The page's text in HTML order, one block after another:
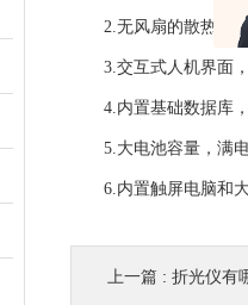
2.无风扇的散热设计
3.交互式人机界面，
4.内置基础数据库，
5.大电池容量，满电
6.内置触屏电脑和大
上一篇 : 折光仪有